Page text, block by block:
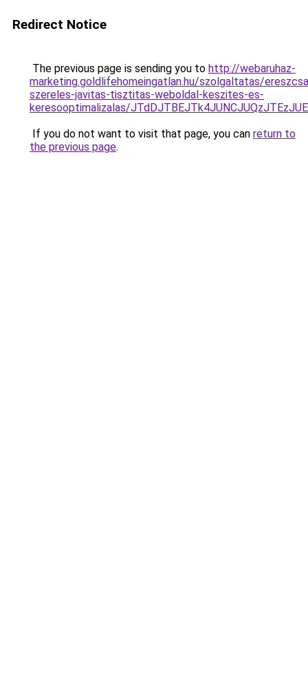
Redirect Notice
The previous page is sending you to http://webaruhaz-
marketing.goldlifehomeingatlan.hu/szolgaltatas/
szereles-javitas-tisztitas-weboldal-keszites-es-
keresooptimalizalas/
If you do not want to visit that page, you can return to
the previous page.